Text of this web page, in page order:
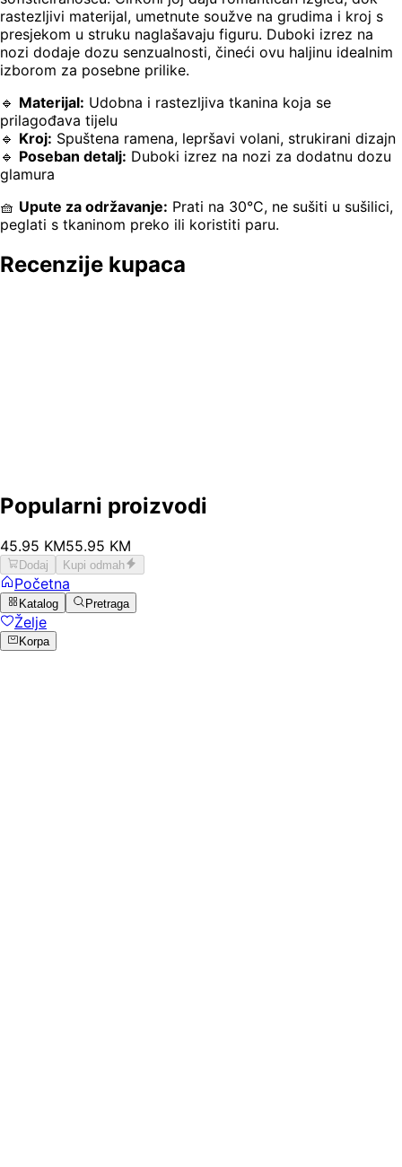
rastezljivi materijal, umetnute soužve na grudima i kroj s
presjekom u struku naglašavaju figuru. Duboki izrez na
nozi dodaje dozu senzualnosti, čineći ovu haljinu idealnim
izborom za posebne prilike.
🔹 Materijal: Udobna i rastezljiva tkanina koja se
prilagođava tijelu
🔹 Kroj: Spuštena ramena, lepršavi volani, strukirani dizajn
🔹 Poseban detalj: Duboki izrez na nozi za dodatnu dozu
glamura
🧺 Upute za održavanje: Prati na 30°C, ne sušiti u sušilici,
peglati s tkaninom preko ili koristiti paru.
Recenzije kupaca
Popularni proizvodi
45.95 KM55.95 KM
Dodaj Kupi odmah
Početna
Katalog Pretraga
Želje
Korpa